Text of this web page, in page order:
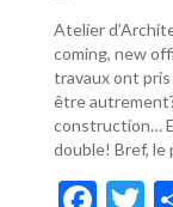
Atelier
coming, new
travaux ont
être
construction…
double! Bref, le